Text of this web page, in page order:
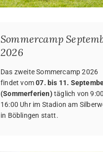
Sommercamp
2026
Das zweite Sommercamp 2026
findet vom07. bis 11.
(Sommerferien)täglich von
16:00 Uhr im Stadion am
in Böblingen statt.